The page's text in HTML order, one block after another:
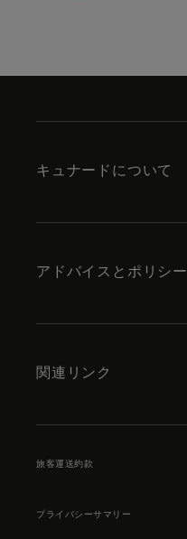
キュナードについて
アドバイスとポリシー
関連リンク
旅客運送約款
プライバシーサマリー